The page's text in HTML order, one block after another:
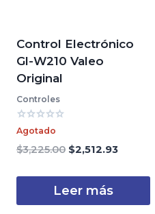
Control Electrónico
Gl-W210 Valeo
Original
Controles
Valorado
con
0
de
Agotado
$3,225.00 El
original
era:
$2,512.93El
actual
Leer más